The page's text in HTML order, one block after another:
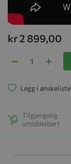
kr 2 899,00
Legg i ønskeliste
Tilgjengelig
umiddelbart